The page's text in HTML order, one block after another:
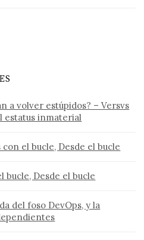
a volver estúpidos? – Versvs
estatus inmaterial
con el bucle, Desde el bucle
bucle, Desde el bucle
del foso DevOps, y la